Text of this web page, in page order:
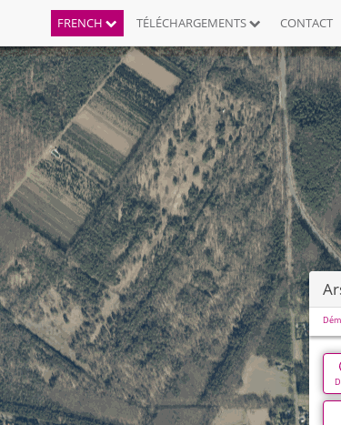
FRENCH TÉLÉCHARGEMENTS CONTACT